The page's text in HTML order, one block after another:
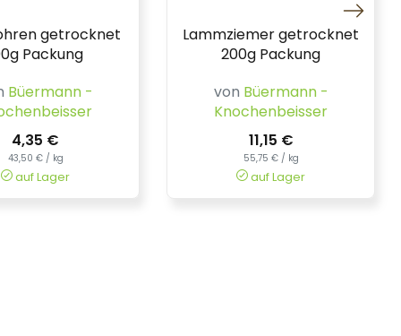
getrocknet
Packung
Büermann -
4,35 €
43,50 € / kg
auf Lager
Lammziemer getrocknet
200g Packung
von Büermann -
Knochenbeisser
11,15 €
55,75 € / kg
auf Lager